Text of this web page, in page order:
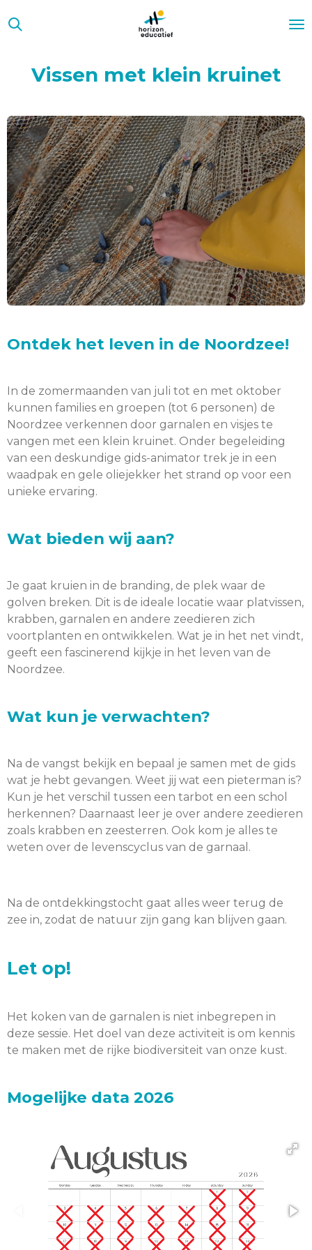
direct
hoofdinhoud
Vissen met klein kruinet
Ontdek het leven in de Noordzee!
In de zomermaanden van juli tot en met oktober
kunnen families en groepen (tot 6 personen) de
Noordzee verkennen door garnalen en visjes te
vangen met een klein kruinet. Onder begeleiding
van een deskundige gids-animator trek je in een
waadpak en gele oliejekker het strand op voor een
unieke ervaring.
Wat bieden wij aan?
Je gaat kruien in de branding, de plek waar de
golven breken. Dit is de ideale locatie waar platvissen,
krabben, garnalen en andere zeedieren zich
voortplanten en ontwikkelen. Wat je in het net vindt,
geeft een fascinerend kijkje in het leven van de
Noordzee.
Wat kun je verwachten?
Na de vangst bekijk en bepaal je samen met de gids
wat je hebt gevangen. Weet jij wat een pieterman is?
Kun je het verschil tussen een tarbot en een schol
herkennen? Daarnaast leer je over andere zeedieren
zoals krabben en zeesterren. Ook kom je alles te
weten over de levenscyclus van de garnaal.
Na de ontdekkingstocht gaat alles weer terug de
zee in, zodat de natuur zijn gang kan blijven gaan.
Let op!
Het koken van de garnalen is niet inbegrepen in
deze sessie. Het doel van deze activiteit is om kennis
te maken met de rijke biodiversiteit van onze kust.
Mogelijke data 2026